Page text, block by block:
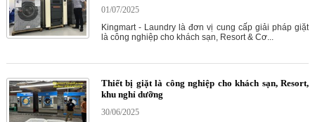
01/07/2025
Kingmart - Laundry là đơn vị cung cấp giải pháp giặt
là công nghiệp cho khách sạn, Resort & Cơ...
Thiết bị giặt là công nghiệp cho khách sạn, Resort,
khu nghỉ dưỡng
30/06/2025